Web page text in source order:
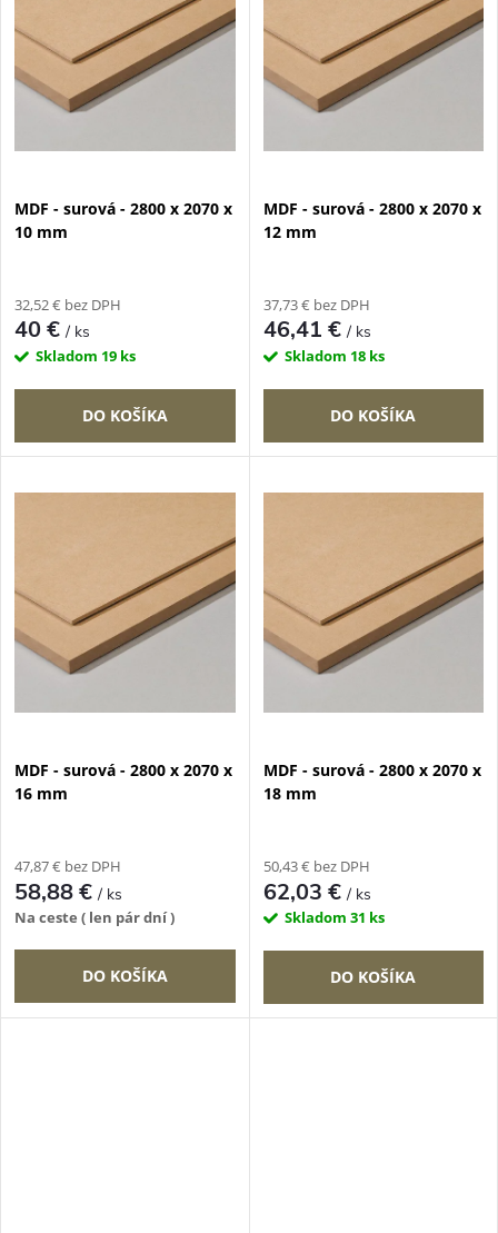
n
e
p
o
d
u
k
o
v
p
i
s
p
r
o
d
k
o
v
MDF - surová - 2800 x 2070 x
10 mm
32,52 € bez DPH
40 €/ ks
Skladom 19 ks
DO KOŠÍKA
MDF - surová - 2800 x 2070 x
12 mm
37,73 € bez DPH
46,41 €/ ks
Skladom 18 ks
DO KOŠÍKA
MDF - surová - 2800 x 2070 x
16 mm
47,87 € bez DPH
58,88 €/ ks
Na ceste ( len pár dní )
DO KOŠÍKA
MDF - surová - 2800 x 2070 x
18 mm
50,43 € bez DPH
62,03 €/ ks
Skladom 31 ks
DO KOŠÍKA